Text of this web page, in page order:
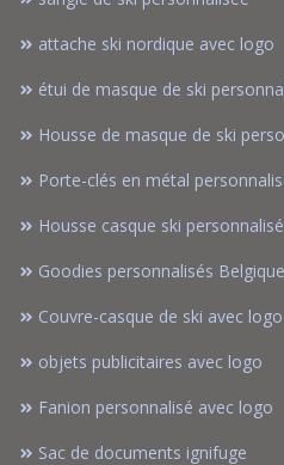
attache ski nordique avec logo
étui de masque de ski
Housse de masque de ski
Porte-clés en métal
Housse casque ski
Goodies personnalisés Belgique
Couvre-casque de ski avec logo
objets publicitaires avec logo
Fanion personnalisé avec logo
Sac de documents ignifuge